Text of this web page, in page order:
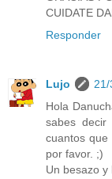
CUIDATE
Responder
Lujo
Hola
sabes
cuantos que
por favor. ;)
Un besazo y